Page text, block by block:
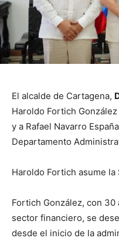
El alcalde de Cartagena,
Haroldo Fortich
y a Rafael Navarro
Departamento
Haroldo Fortich asume
Fortich González, con
sector financiero, se
desde el inicio de la